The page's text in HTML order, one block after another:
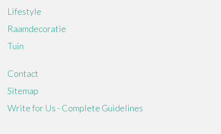
Lifestyle
Raamdecoratie
Tuin
Contact
Sitemap
Write for Us - Complete Guidelines